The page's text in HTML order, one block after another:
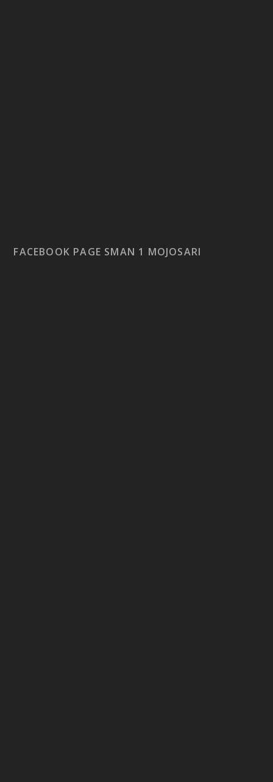
FACEBOOK PAGE SMAN 1 MOJOSARI